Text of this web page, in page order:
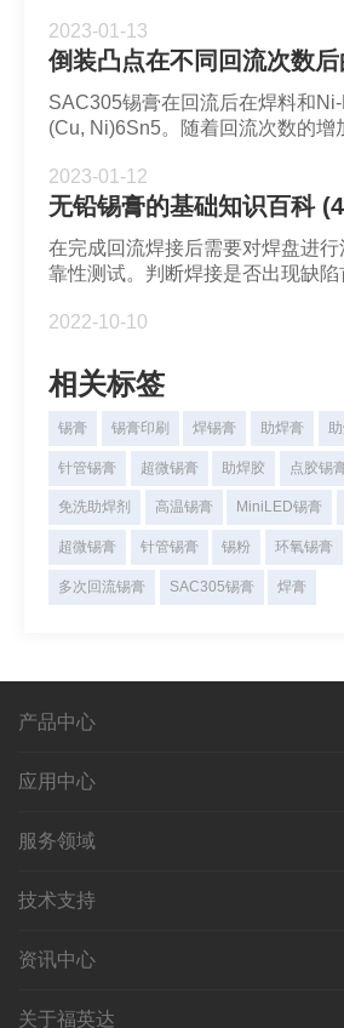
失。铜焊盘溶蚀的成因之一是锡基
蚀作用。
2023-01-13
SAC305锡膏在回流后在焊料和
(Cu, Ni)6Sn5。随着回流次数的增
种IMC。并且IMC的厚度随着回流
刚回流的Sn63Pb37凸点的断裂模
为韧性断裂，但在回流10次后出
裂。
2023-01-12
在完成回流焊接后需要对焊盘进
靠性测试。判断焊接是否出现缺
2022-10-10
相关标签
锡膏 锡膏印刷 焊锡膏 助焊膏
针管锡膏 超微锡膏 助焊胶 点胶锡
免洗助焊剂 高温锡膏 MiniLED锡膏
超微锡膏 针管锡膏 锡粉 环氧锡膏
多次回流锡膏 SAC305锡膏 焊膏
产品中心
应用中心
服务领域
技术支持
资讯中心
关于福英达